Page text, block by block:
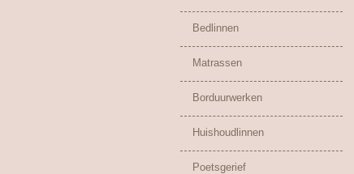
Bedlinnen
Matrassen
Borduurwerken
Huishoudlinnen
Poetsgerief